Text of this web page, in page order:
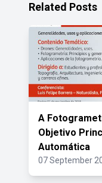
Related Posts
A
Objetivo
Automática
07 September